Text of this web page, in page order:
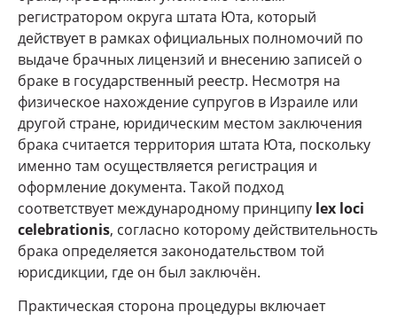
регистратором округа штата Юта, который
действует в рамках официальных полномочий по
выдаче брачных лицензий и внесению записей о
браке в государственный реестр. Несмотря на
физическое нахождение супругов в Израиле или
другой стране, юридическим местом заключения
брака считается территория штата Юта, поскольку
именно там осуществляется регистрация и
оформление документа. Такой подход
соответствует международному принципу lex loci
celebrationis, согласно которому действительность
брака определяется законодательством той
юрисдикции, где он был заключён.
Практическая сторона процедуры включает